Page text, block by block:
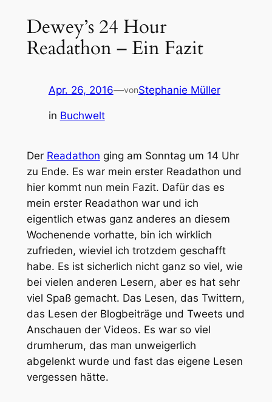
Dewey’s 24 Hour
Readathon – Ein Fazit
Apr. 26, 2016—vonStephanie Müller
in Buchwelt
Der Readathon ging am Sonntag um 14 Uhr
zu Ende. Es war mein erster Readathon und
hier kommt nun mein Fazit. Dafür das es
mein erster Readathon war und ich
eigentlich etwas ganz anderes an diesem
Wochenende vorhatte, bin ich wirklich
zufrieden, wieviel ich trotzdem geschafft
habe. Es ist sicherlich nicht ganz so viel, wie
bei vielen anderen Lesern, aber es hat sehr
viel Spaß gemacht. Das Lesen, das Twittern,
das Lesen der Blogbeiträge und Tweets und
Anschauen der Videos. Es war so viel
drumherum, das man unweigerlich
abgelenkt wurde und fast das eigene Lesen
vergessen hätte.